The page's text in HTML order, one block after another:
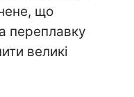
що
переплавку
великі